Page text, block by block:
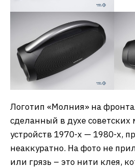
Логотип «Молния» на
сделанный в духе
устройств 1970-х — 1980-х,
неаккуратно. На фото не
или грязь – это нити клея,